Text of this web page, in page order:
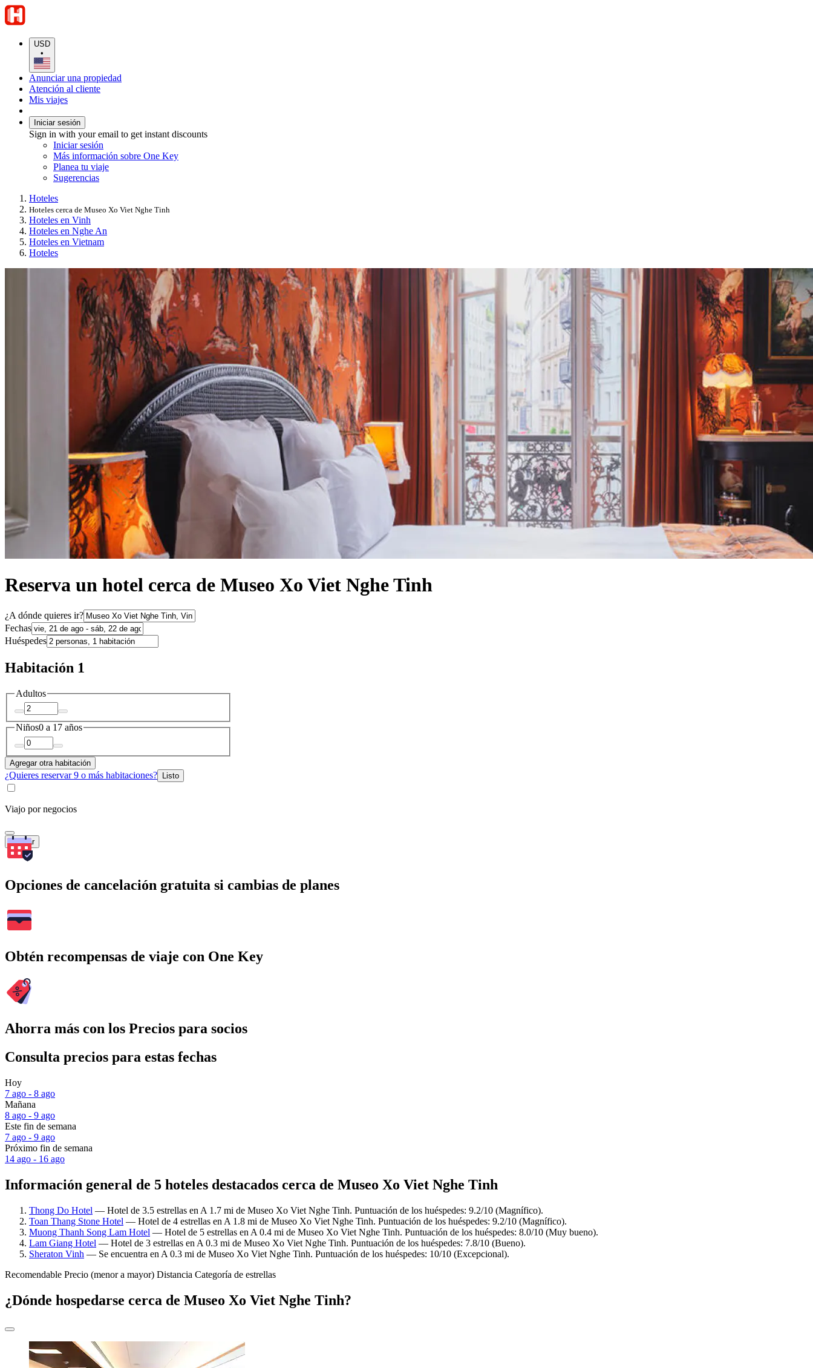
USD
•
Anunciar una propiedad
Atención al cliente
Mis viajes
Iniciar sesión
Sign in with your email to get instant discounts
Iniciar sesión
Más información sobre One Key
Planea tu viaje
Sugerencias
Hoteles
Hoteles cerca de Museo Xo Viet Nghe Tinh
Hoteles en Vinh
Hoteles en Nghe An
Hoteles en Vietnam
Hoteles
Reserva un hotel cerca de Museo Xo Viet Nghe Tinh
¿A dónde quieres ir?
Fechas
Huéspedes
Habitación 1
Adultos
Niños0 a 17 años
Agregar otra habitación
¿Quieres reservar 9 o más habitaciones? Listo
Viajo por negocios
Buscar
Opciones de cancelación gratuita si cambias de planes
Obtén recompensas de viaje con One Key
Ahorra más con los Precios para socios
Consulta precios para estas fechas
Hoy
7 ago - 8 ago
Mañana
8 ago - 9 ago
Este fin de semana
7 ago - 9 ago
Próximo fin de semana
14 ago - 16 ago
Información general de 5 hoteles destacados cerca de Museo Xo Viet Nghe Tinh
Thong Do Hotel — Hotel de 3.5 estrellas en A 1.7 mi de Museo Xo Viet Nghe Tinh. Puntuación de los huéspedes: 9.2/10 (Magnífico).
Toan Thang Stone Hotel — Hotel de 4 estrellas en A 1.8 mi de Museo Xo Viet Nghe Tinh. Puntuación de los huéspedes: 9.2/10 (Magnífico).
Muong Thanh Song Lam Hotel — Hotel de 5 estrellas en A 0.4 mi de Museo Xo Viet Nghe Tinh. Puntuación de los huéspedes: 8.0/10 (Muy bueno).
Lam Giang Hotel — Hotel de 3 estrellas en A 0.3 mi de Museo Xo Viet Nghe Tinh. Puntuación de los huéspedes: 7.8/10 (Bueno).
Sheraton Vinh — Se encuentra en A 0.3 mi de Museo Xo Viet Nghe Tinh. Puntuación de los huéspedes: 10/10 (Excepcional).
Recomendable Precio (menor a mayor) Distancia Categoría de estrellas
¿Dónde hospedarse cerca de Museo Xo Viet Nghe Tinh?